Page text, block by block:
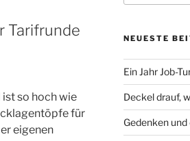
Tarifrunde
so hoch wie
für
eigenen
NEUESTE
Ein Jahr Job-
Deckel drauf,
Gedenken